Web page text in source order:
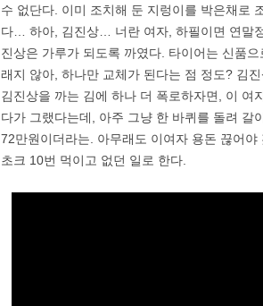
수 없단다. 이미 조치해 둔 지렁이를 박은채로
다… 하아, 김진상… 너란 여자, 하필이면 연말
진상은 가루가 되도록 까였다. 타이어는 신품
래지 않아, 하나만 교체가 된다는 점 정도? 김
김진상을 까는 김에 하나 더 폭로하자면, 이 여
다가 그랬다는데, 아주 그냥 한 바퀴를 돌려 갈
72만원이더라는. 아무래도 이여자 용돈 끊어
초크 10번 먹이고 없던 일로 한다.